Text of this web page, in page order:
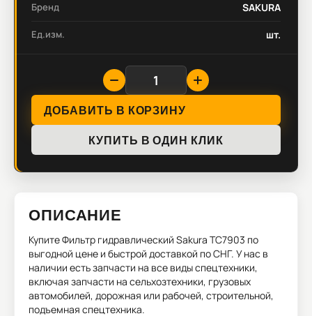
Бренд SAKURA
Ед.изм. шт.
ДОБАВИТЬ В КОРЗИНУ
КУПИТЬ В ОДИН КЛИК
ОПИСАНИЕ
КупитеФильтр гидравлический Sakura TC7903 по
выгодной цене и быстрой доставкой по СНГ. У нас в
наличии есть запчасти на все виды спецтехники,
включая запчасти на сельхозтехники, грузовых
автомобилей, дорожная или рабочей, строительной,
подъемная спецтехника.